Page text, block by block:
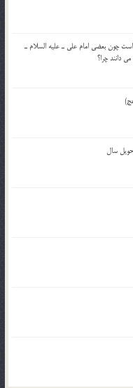
14 معصوم بالاتر است چون بعضي امام علي ـ عليه السلام ـ
دانند چرا؟
سال